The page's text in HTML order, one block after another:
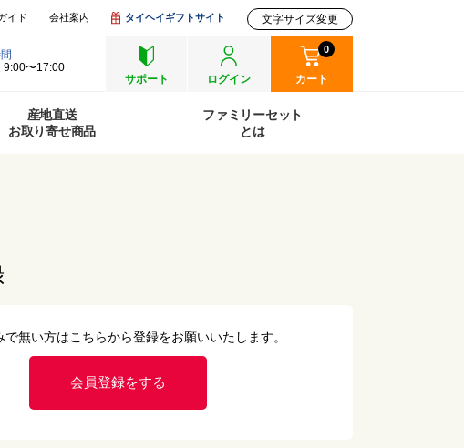
9:00〜17:00
サポート
ログイン カート
0
イド 会社案内 タイヘイギフトサイト 文字サイズ変更
産地直送
お取り寄せ商品
ファミリーセット
とは
無い方はこちらから登録をお願いいたします。
会員登録をする